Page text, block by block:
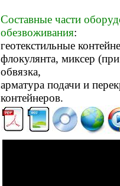
Составные части
обезвоживания:
геотекстильные
флокулянта, миксер
обвязка,
арматура подачи и
контейнеров.